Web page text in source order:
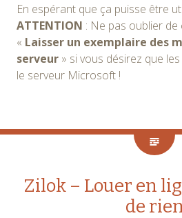
En espérant que ça puisse être
ATTENTION : Ne pas oublier
« Laisser un exemplaire des
serveur » si vous désirez que
le serveur Microsoft !
Zilok – Louer en
de